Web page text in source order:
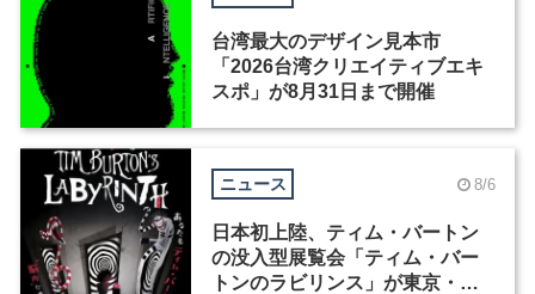
台湾最大のデザイン見本市
「2026台湾クリエイティブエキ
スポ」が8月31日まで開催
ニュース 8/6
日本初上陸、ティム・バートン
の没入型展覧会「ティム・バー
トンのラビリンス」が東京・豊